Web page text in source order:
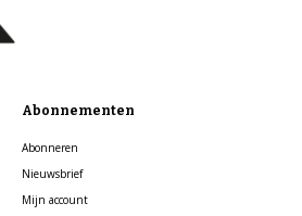
Abonnementen
Abonneren
Nieuwsbrief
Mijn account